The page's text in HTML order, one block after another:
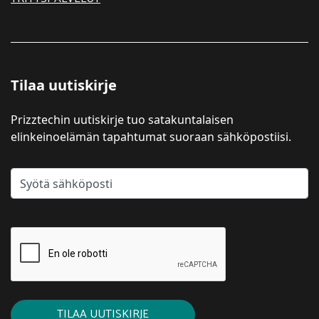
Tilaa uutiskirje
Prizztechin uutiskirje tuo satakuntalaisen
elinkeinoelämän tapahtumat suoraan sähköpostiisi.
TILAA UUTISKIRJE